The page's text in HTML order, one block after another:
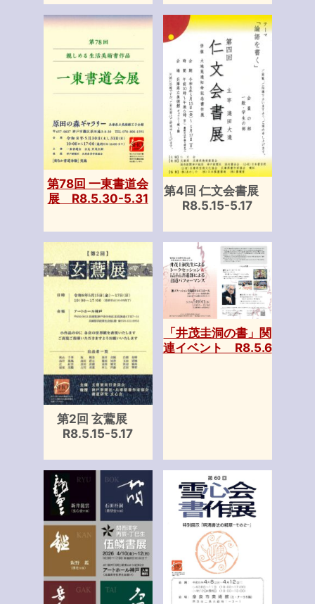
第78回 一東書道会
展 R8.5.30-5.31
第4回 仁文会書展
R8.5.15-5.17
第2回 玄鷰展
R8.5.15-5.17
「井茂圭洞の書」関
連イベント R8.5.6